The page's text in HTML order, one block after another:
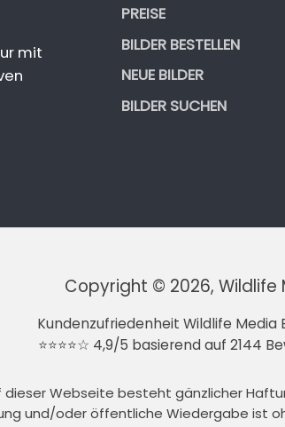
mit
PREISE
BILDER BESTELLEN
NEUE BILDER
BILDER SUCHEN
Copyright © 2026, Wildlife
Kundenzufriedenheit Wildlife Media
⭐⭐⭐⭐☆ 4,9/5 basierend auf 2144
Webseite besteht gänzlicher
und/oder öffentliche Wiedergabe ist